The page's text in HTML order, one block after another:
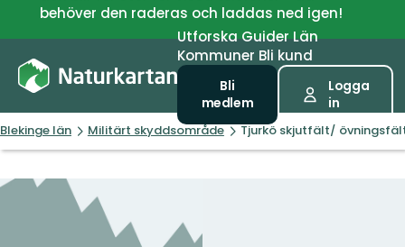
behöver den raderas och laddas ned igen!
UtforskaGuiderLän
Kommuner Bli kund
Bli
medlem
Logga
in
Blekinge län Militärt skyddsområde Tjurkö skjutfält/